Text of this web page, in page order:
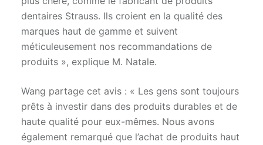
dentaires Strauss. Ils croient en la qualité des
marques haut de gamme et suivent
méticuleusement nos recommandations de
produits », explique M. Natale.
Wang partage cet avis : « Les gens sont toujours
prêts à investir dans des produits durables et de
haute qualité pour eux-mêmes. Nous avons
également remarqué que l’achat de produits haut